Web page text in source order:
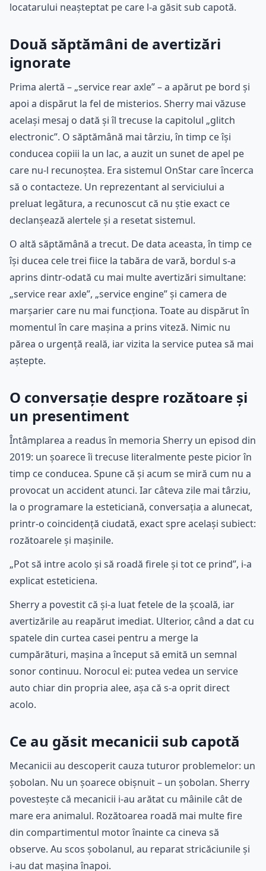
locatarului neașteptat pe care l-a găsit sub capotă.
Două săptămâni de avertizări
ignorate
Prima alertă – „service rear axle” – a apărut pe bord și
apoi a dispărut la fel de misterios. Sherry mai văzuse
același mesaj o dată și îl trecuse la capitolul „glitch
electronic”. O săptămână mai târziu, în timp ce își
conducea copiii la un lac, a auzit un sunet de apel pe
care nu-l recunoștea. Era sistemul OnStar care încerca
să o contacteze. Un reprezentant al serviciului a
preluat legătura, a recunoscut că nu știe exact ce
declanșează alertele și a resetat sistemul.
O altă săptămână a trecut. De data aceasta, în timp ce
își ducea cele trei fiice la tabăra de vară, bordul s-a
aprins dintr-odată cu mai multe avertizări simultane:
„service rear axle”, „service engine” și camera de
marșarier care nu mai funcționa. Toate au dispărut în
momentul în care mașina a prins viteză. Nimic nu
părea o urgență reală, iar vizita la service putea să mai
aștepte.
O conversație despre rozătoare și
un presentiment
Întâmplarea a readus în memoria Sherry un episod din
2019: un șoarece îi trecuse literalmente peste picior în
timp ce conducea. Spune că și acum se miră cum nu a
provocat un accident atunci. Iar câteva zile mai târziu,
la o programare la esteticiană, conversația a alunecat,
printr-o coincidență ciudată, exact spre același subiect:
rozătoarele și mașinile.
„Pot să intre acolo și să roadă firele și tot ce prind”, i-a
explicat esteticiena.
Sherry a povestit că și-a luat fetele de la școală, iar
avertizările au reapărut imediat. Ulterior, când a dat cu
spatele din curtea casei pentru a merge la
cumpărături, mașina a început să emită un semnal
sonor continuu. Norocul ei: putea vedea un service
auto chiar din propria alee, așa că s-a oprit direct
acolo.
Ce au găsit mecanicii sub capotă
Mecanicii au descoperit cauza tuturor problemelor: un
șobolan. Nu un șoarece obișnuit – un șobolan. Sherry
povestește că mecanicii i-au arătat cu mâinile cât de
mare era animalul. Rozătoarea roadă mai multe fire
din compartimentul motor înainte ca cineva să
observe. Au scos șobolanul, au reparat stricăciunile și
i-au dat mașina înapoi.